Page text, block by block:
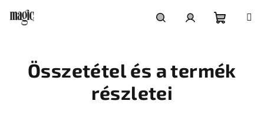
Összetétel és a termék
részletei